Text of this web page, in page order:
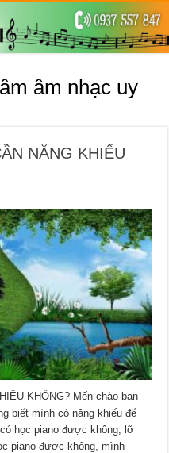
âm nhạc uy
NĂNG KHIẾU
KHÔNG? Mến chào bạn
biết mình có năng khiếu để
học piano được không, lỡ
piano được không, mình